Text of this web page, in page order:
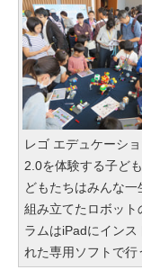
レゴ エデュケーシ
2.0を体験する子ど
どもたちはみんな一
組み立てたロボット
ラムはiPadにインス
れた専用ソフトで行